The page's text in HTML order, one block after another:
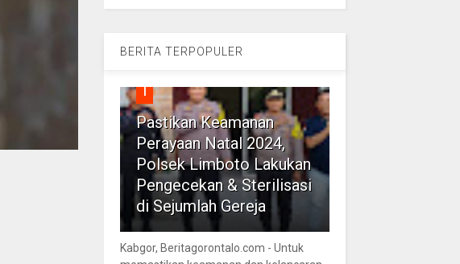
BERITA TERPOPULER
1
Pastikan Keamanan
Perayaan Natal 2024,
Polsek Limboto Lakukan
Pengecekan & Sterilisasi
di Sejumlah Gereja
Kabgor, Beritagorontalo.com - Untuk